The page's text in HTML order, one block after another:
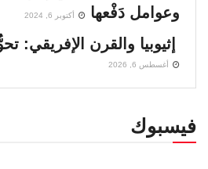
وعوامل دَفْعها
أكتوبر 6, 2024
إثيوبيا والقرن الإفريقي:
أغسطس 6, 2026
فيسبوك